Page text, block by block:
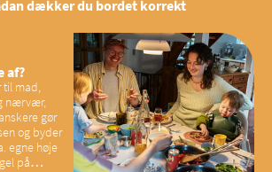
dækker du bordet korrekt
af?
til mad,
nærvær,
gør
og byder
egne høje
på